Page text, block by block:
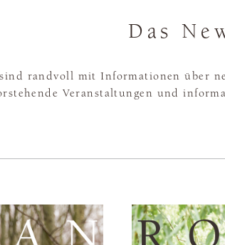
Das
randvoll mit Informationen über
Veranstaltungen und